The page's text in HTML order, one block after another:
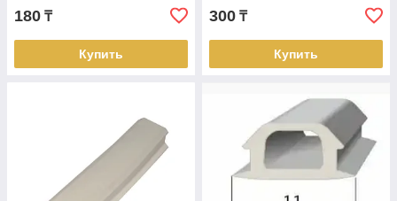
Сервис
180 ₸
Купить
300 ₸
Купить